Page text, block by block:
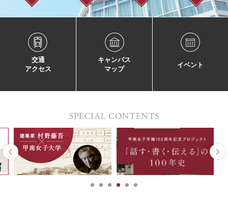
交通
アクセス
キャンパス
マップ
イベント